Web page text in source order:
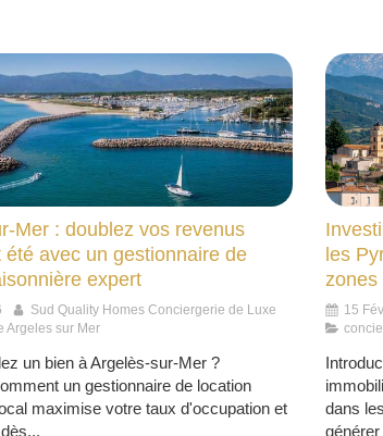
Mer : doublez vos revenus
été avec un gestionnaire de
expert
Sud Quality Homes Conciergerie de Luxe
Argeles sur Mer
un bien à Argelès-sur-Mer ?
un gestionnaire de location
maximise votre taux d'occupation et
les
zones
15
dans